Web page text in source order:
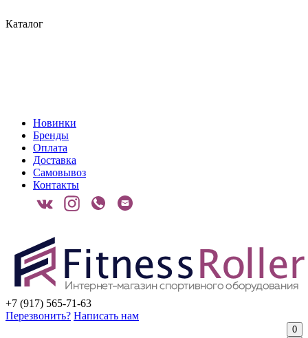
Каталог
Новинки
Бренды
Оплата
Доставка
Самовывоз
Контакты
+7 (917) 565-71-63
Перезвонить? Написать нам
0